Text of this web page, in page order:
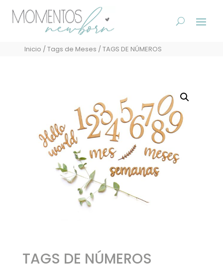
Inicio /Tags de Meses / TAGS DE NÚMEROS
TAGS DE NÚMEROS